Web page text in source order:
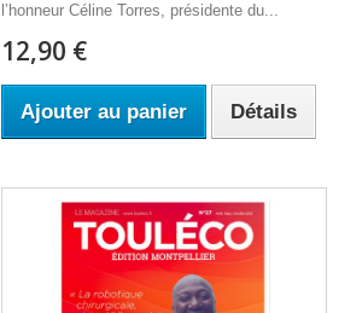
l’honneur Céline Torres, présidente du...
12,90 €
Ajouter au panier Détails